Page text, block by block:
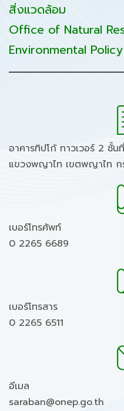
สิ่งแวดล้อม
Office of Natural
Environmental
อาคารทิปโก้ ทาวเวอร์ 2 ชั้น
แขวงพญาไท เขตพญาไท ก
เบอร์โทรศัพท์
0 2265 6689
เบอร์โทรสาร
0 2265 6511
อีเมล
saraban@onep.go.th